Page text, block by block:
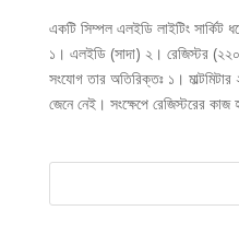
একটি সিম্পল এলইডি লাইটিং সার্কিট
১। এলইডি (সাদা) ২। রেজিস্টর
সংযোগ তার অতিরিক্তঃ ১।
জেনে নেই। সংক্ষেপে রেজিস্টরের কাজ